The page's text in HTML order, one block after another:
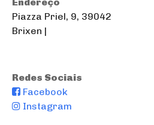
Piazza Priel, 9, 39042
Brixen |
Redes Sociais
Facebook
Instagram